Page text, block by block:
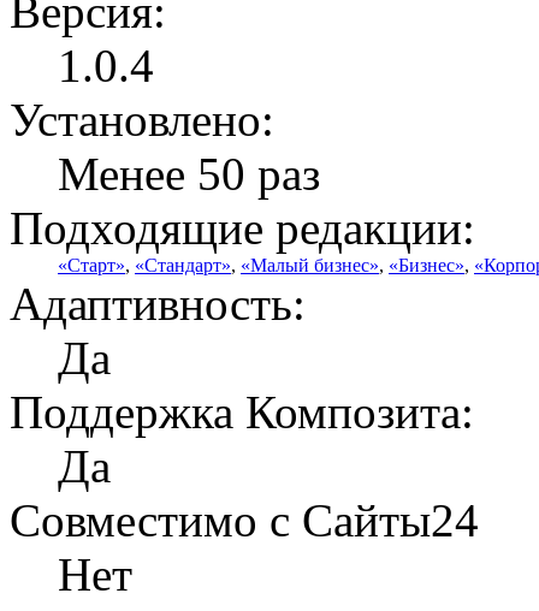
Версия:
1.0.4
Установлено:
Менее 50 раз
Подходящие редакции:
«Старт», «Стандарт», «Малый бизнес», «Бизнес»,
Адаптивность:
Да
Поддержка Композита:
Да
Совместимо с Сайты24
Нет